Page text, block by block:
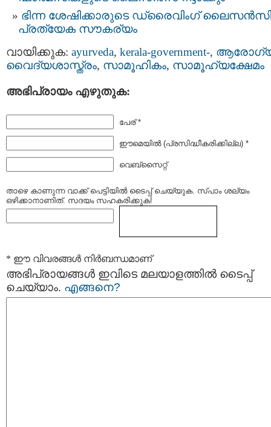
ഭിന്ന ശേഷിക്കാരുടെ ഡ്രൈവിംഗ്
പ്രത്യേക സൗകര്യം
വായിക്കുക: ayurveda, kerala-government-,
വൈദ്യശാസ്ത്രം, സാമൂഹികം, സാമൂഹ്യക്ഷേമം
അഭിപ്രായം എഴുതുക:
പേര് *
ഈമെയില്‍ (പ്രസിദ്ധീകരിക്കില്ല) *
വെബ്സൈറ്റ്
താഴെ കാണുന്ന വാക്ക് പെട്ടിയില്‍ ടൈപ്പ്‌ ചെയ്യുക. സ്പാം ശല്യം
ഒഴിക്കാനാണിത്. സദയം സഹകരിക്കുക!
* ഈ വിവരങ്ങള്‍ നിര്‍ബന്ധമാണ്
അഭിപ്രായങ്ങള്‍ ഇവിടെ മലയാളത്തില്‍ ടൈപ്പ്
ചെയ്യാം. എങ്ങനെ?